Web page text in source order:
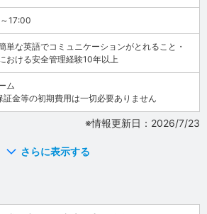
17:00
単な英語でコミュニケーションがとれること・
おける安全管理経験10年以上
ム
証金等の初期費用は一切必要ありません
※情報更新日：2026/7/23
さらに表示する